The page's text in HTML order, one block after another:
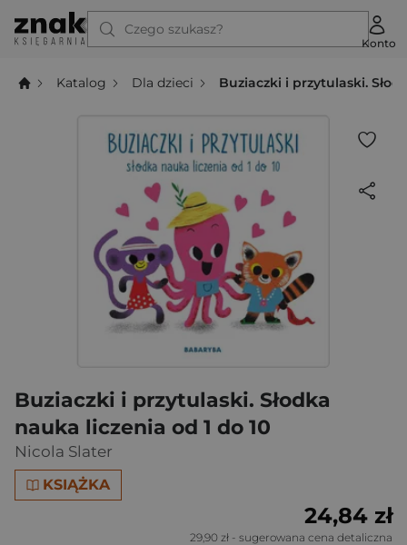
Czego szukasz?
Konto
Katalog Dla dzieci Buziaczki i przytulaski.
Buziaczki i przytulaski. Słodka
nauka liczenia od 1 do 10
Nicola Slater
KSIĄŻKA
24,84 zł
29,90 zł - sugerowana cena detaliczna